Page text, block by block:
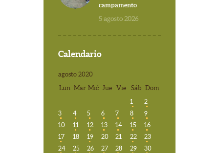
campamento
5 agosto 2026
Calendario
agosto 2020
Lun Mar Mié Jue Vie Sáb Dom
1
2
3
4 5 6 7 8
9
10
11 12 13 14 15
16
17
18 19 20 21 22
23
24
25 26 27 28 29
30